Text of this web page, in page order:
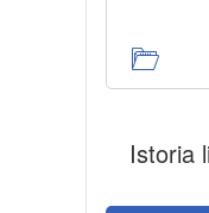
Istoria